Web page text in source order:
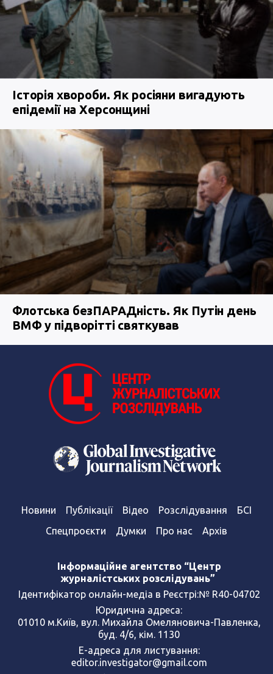
Історія хвороби. Як росіяни вигадують
епідемії на Херсонщині
Флотська безПАРАДність. Як Путін день
ВМФ у підворітті святкував
Новини Публікації Відео Розслідування
БСІ
Спецпроєкти
Думки Про нас Архів
Інформаційне агентство “Центр
журналістських розслідувань”
Ідентифікатор онлайн-медіа в Реєстрі:№ R40-04702
Юридична адреса:
01010 м.Київ, вул. Михайла Омеляновича-Павленка,
буд. 4/6, кім. 1130
Е-адреса для листування:
editor.investigator@gmail.com